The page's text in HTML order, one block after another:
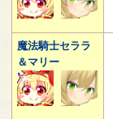
魔法騎士セララ
＆マリー